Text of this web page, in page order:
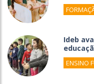
Ideb
ENSINO